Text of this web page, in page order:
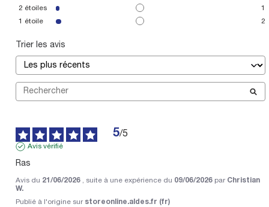
2 étoiles
1
1 étoile 2
Trier les avis
5/5
Avis vérifié
Ras
Avis du 21/06/2026 , suite à une expérience du 09/06/2026 par Christian
W.
Publié à l'origine sur storeonline.aldes.fr (fr)